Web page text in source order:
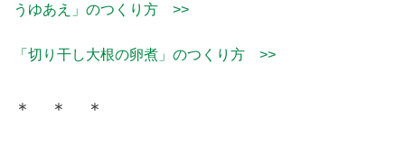
うゆあえ」のつくり方 >>
「切り干し大根の卵煮」のつくり方 >>
＊ ＊ ＊